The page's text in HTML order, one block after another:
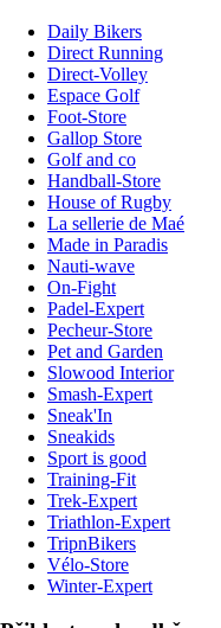
Daily Bikers
Direct Running
Direct-Volley
Espace Golf
Foot-Store
Gallop Store
Golf and co
Handball-Store
House of Rugby
La sellerie de Maé
Made in Paradis
Nauti-wave
On-Fight
Padel-Expert
Pecheur-Store
Pet and Garden
Slowood Interior
Smash-Expert
Sneak'In
Sneakids
Sport is good
Training-Fit
Trek-Expert
Triathlon-Expert
TripnBikers
Vélo-Store
Winter-Expert